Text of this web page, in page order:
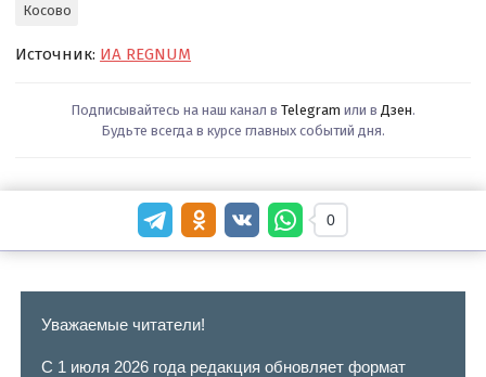
Косово
Источник: ИА REGNUM
Подписывайтесь на наш канал в Telegram или в Дзен.
Будьте всегда в курсе главных событий дня.
0
Уважаемые читатели!
С 1 июля 2026 года редакция обновляет формат